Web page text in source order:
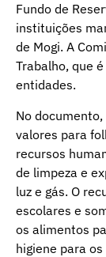
Fundo de
instituições
de Mogi. A
Trabalho, que
entidades.
No
valores para
recursos
de limpeza e
luz e gás. O
escolares e
os alimentos
higiene para